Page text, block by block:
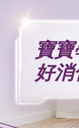
寶
好